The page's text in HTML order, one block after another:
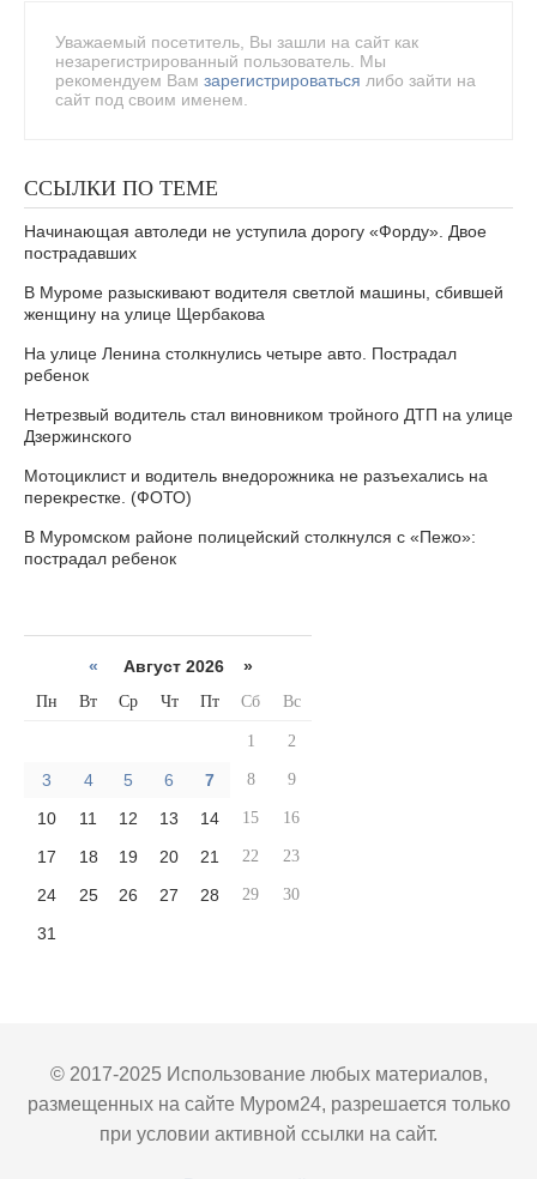
Уважаемый посетитель, Вы зашли на сайт как
незарегистрированный пользователь. Мы
рекомендуем Вам зарегистрироваться либо зайти на
сайт под своим именем.
ССЫЛКИ ПО ТЕМЕ
Начинающая автоледи не уступила дорогу «Форду». Двое
пострадавших
В Муроме разыскивают водителя светлой машины, сбившей
женщину на улице Щербакова
На улице Ленина столкнулись четыре авто. Пострадал
ребенок
Нетрезвый водитель стал виновником тройного ДТП на улице
Дзержинского
Мотоциклист и водитель внедорожника не разъехались на
перекрестке. (ФОТО)
В Муромском районе полицейский столкнулся с «Пежо»:
пострадал ребенок
« Август 2026 »
Пн Вт Ср Чт Пт Сб Вс
1 2
3 4 5 6 7 8 9
10 11 12 13 14 15 16
17 18 19 20 21 22 23
24 25 26 27 28 29 30
31
© 2017-2025 Использование любых материалов,
размещенных на сайте Муром24, разрешается только
при условии активной ссылки на сайт.